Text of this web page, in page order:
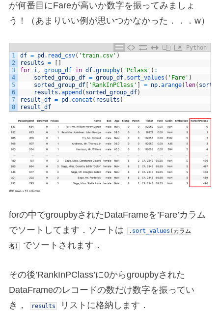
が何番目にFareが高いか数字を振ってみましょ
う！（あまりいい例が思いつかなかった．．．w）
Python
1
2
3
4
5
6
7
8
df = pd . read_csv( 'train.csv' )
results =
for i, group_df in df.groupby( 'Pclass' ) :
sorted_group_df = group_df. sort_values ( 'Fare' )
sorted_group_df
'RankInPClass' = np.arange( len(
results .append ( sorted_group_df)
result_df = pd . concat ( results )
result_df
forの中でgroupbyされたDataFrameを’Fare’カラム
でソートしてます．ソートは
. sort_values ( カラム
名 ) でソートされます．
その後’RankInPClass’に0からgroupbyされた
DataFrameのレコードの数だけ数字を振ってい
き，
results リストに格納します．